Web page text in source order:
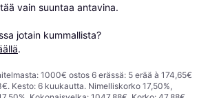
vain suuntaa antavina.
jotain kummallista?
.
1000€ ostos 6 erässä: 5 erää à 174,65€
Kesto: 6 kuukautta. Nimelliskorko 17,50%,